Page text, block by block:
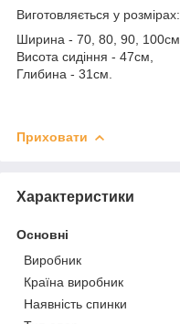
Виготовляється у розмірах:
Ширина - 70, 80, 90, 100см,
Висота сидіння - 47см,
Глибина - 31см.
Приховати
Характеристики
Основні
Виробник
Країна виробник
Наявність спинки